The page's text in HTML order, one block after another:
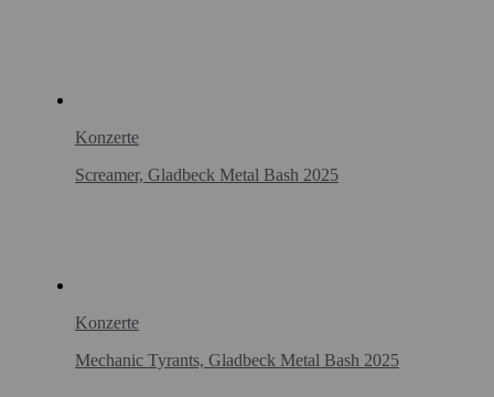
Konzerte
Screamer, Gladbeck Metal Bash 2025
Konzerte
Mechanic Tyrants, Gladbeck Metal Bash 2025